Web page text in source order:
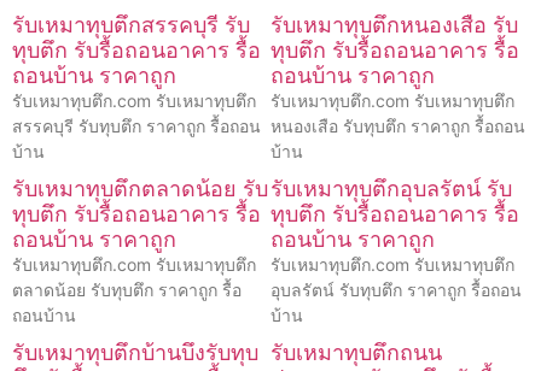
รับเหมาทุบตึกสรรคบุรี รับ
ทุบตึก รับรื้อถอนอาคาร รื้อ
ถอนบ้าน ราคาถูก
รับเหมาทุบตึก.com รับเหมาทุบตึก
สรรคบุรี รับทุบตึก ราคาถูก รื้อถอน
บ้าน
รับเหมาทุบตึกหนองเสือ รับ
ทุบตึก รับรื้อถอนอาคาร รื้อ
ถอนบ้าน ราคาถูก
รับเหมาทุบตึก.com รับเหมาทุบตึก
หนองเสือ รับทุบตึก ราคาถูก รื้อถอน
บ้าน
รับเหมาทุบตึกตลาดน้อย รับ
ทุบตึก รับรื้อถอนอาคาร รื้อ
ถอนบ้าน ราคาถูก
รับเหมาทุบตึก.com รับเหมาทุบตึก
ตลาดน้อย รับทุบตึก ราคาถูก รื้อ
ถอนบ้าน
รับเหมาทุบตึกอุบลรัตน์ รับ
ทุบตึก รับรื้อถอนอาคาร รื้อ
ถอนบ้าน ราคาถูก
รับเหมาทุบตึก.com รับเหมาทุบตึก
อุบลรัตน์ รับทุบตึก ราคาถูก รื้อถอน
บ้าน
รับเหมาทุบตึกบ้านบึงรับทุบ รับเหมาทุบตึกถนน